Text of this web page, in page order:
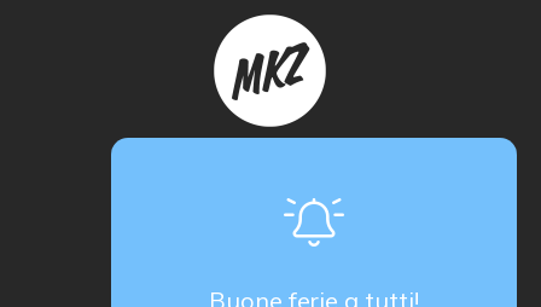
Buone ferie a tutti!
proActiva / redcell
Sede operativa